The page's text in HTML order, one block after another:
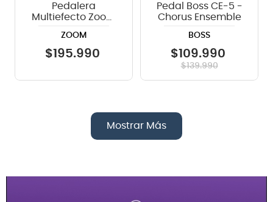
Pedalera
Multiefecto Zoom
ZOOM
$195.990
Pedal Boss CE-5 -
Chorus Ensemble
BOSS
$109.990
$139.990
Mostrar Más